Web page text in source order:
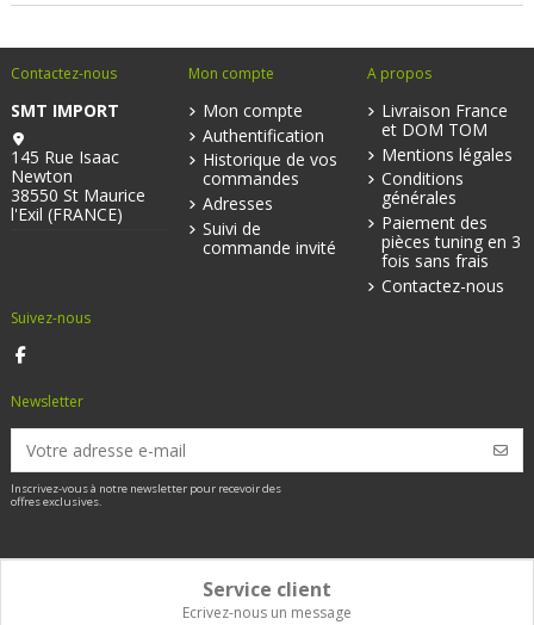
Contactez-nous
SMT IMPORT
145 Rue Isaac
Newton
38550 St Maurice
l'Exil (FRANCE)
Mon compte
Mon compte
Authentification
Historique de vos
commandes
Adresses
Suivi de
commande invité
A propos
Livraison France
et DOM TOM
Mentions légales
Conditions
générales
Paiement des
pièces tuning en 3
fois sans frais
Contactez-nous
Suivez-nous
Newsletter
Inscrivez-vous à notre newsletter pour recevoir des
offres exclusives.
Service client
Ecrivez-nous un message